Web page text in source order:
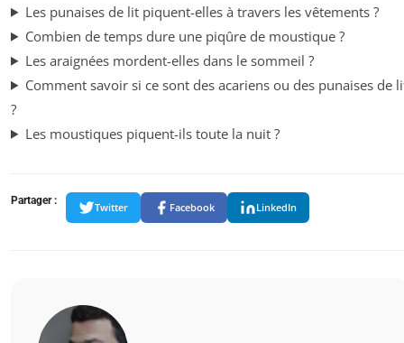
Les punaises de lit piquent-elles à travers les vêtements ?
Combien de temps dure une piqûre de moustique ?
Les araignées mordent-elles dans le sommeil ?
Comment savoir si ce sont des acariens ou des punaises de
?
Les moustiques piquent-ils toute la nuit ?
Partager :
Twitter Facebook LinkedIn